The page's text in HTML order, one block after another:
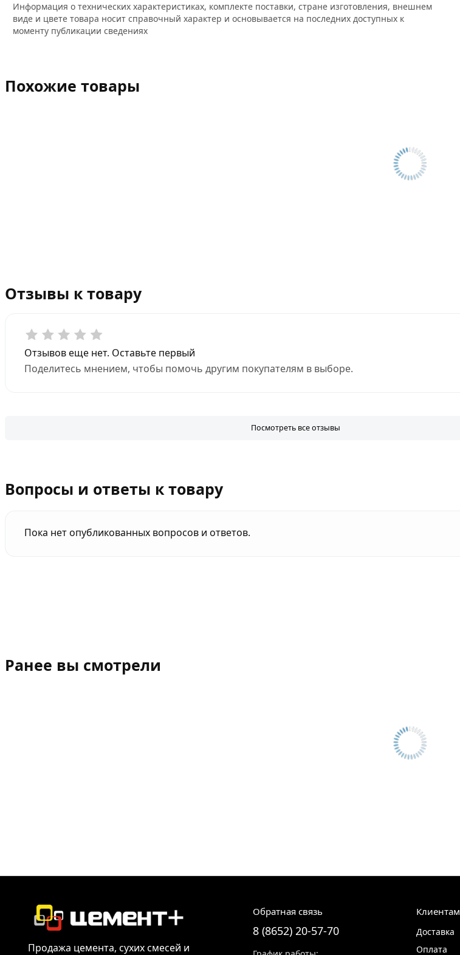
Информация о технических характеристиках, комплекте поставки, стране изготовления, внешнем
виде и цвете товара носит справочный характер и основывается на последних доступных к
моменту публикации сведениях
Похожие товары
Отзывы к товару
Отзывов еще нет. Оставьте первый
Поделитесь мнением, чтобы помочь другим покупателям в выборе.
Посмотреть все отзывы
Вопросы и ответы к товару
Пока нет опубликованных вопросов и ответов.
Ранее вы смотрели
Продажа цемента, сухих смесей и
Обратная связь
8 (8652) 20-57-70
Клиентам
Доставка
Оплата